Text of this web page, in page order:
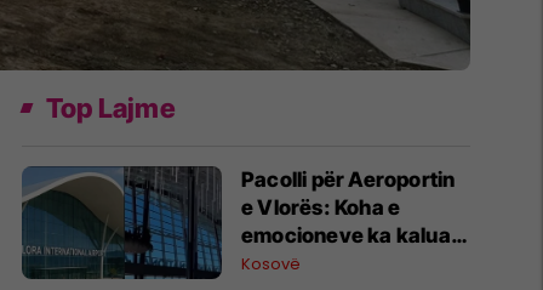
Top Lajme
Pacolli për Aeroportin
e Vlorës: Koha e
emocioneve ka kaluar,
do t’i drejtohemi
Kosovë